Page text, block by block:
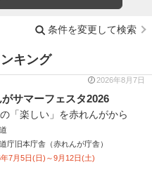
条件を変更して検索
キング
2026年8月7日
サマーフェスタ2026
「楽しい」を赤れんがから
庁旧本庁舎（赤れんが庁舎）
7月5日(日)～9月12日(土)